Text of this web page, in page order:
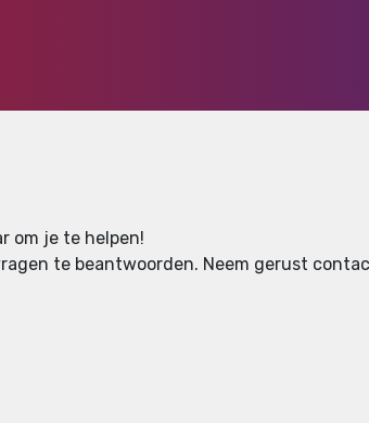
om je te helpen!
te beantwoorden. Neem gerust